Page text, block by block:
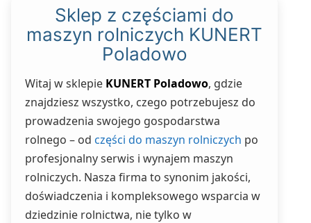
Sklep z częściami do
maszyn rolniczych KUNERT
Poladowo
Witaj w sklepie KUNERT Poladowo, gdzie
znajdziesz wszystko, czego potrzebujesz do
prowadzenia swojego gospodarstwa
rolnego – od części do maszyn rolniczych po
profesjonalny serwis i wynajem maszyn
rolniczych. Nasza firma to synonim jakości,
doświadczenia i kompleksowego wsparcia w
dziedzinie rolnictwa, nie tylko w